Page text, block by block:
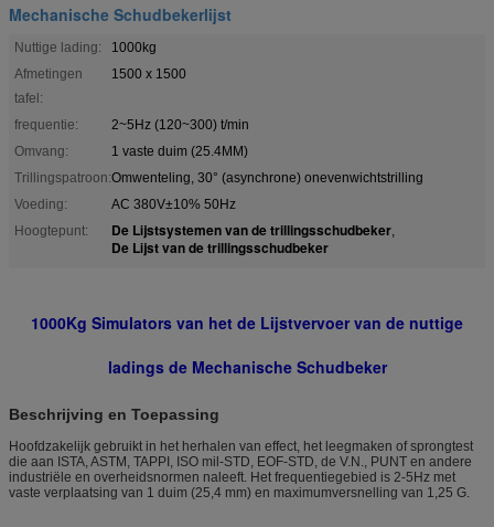
Mechanische Schudbekerlijst
Nuttige lading:
1000kg
Afmetingen
tafel:
1500 x 1500
frequentie:
2~5Hz (120~300) t/min
Omvang:
1 vaste duim (25.4MM)
Trillingspatroon:Omwenteling, 30° (asynchrone) onevenwichtstrilling
Voeding:
AC 380V±10% 50Hz
Hoogtepunt:
De Lijstsystemen van de trillingsschudbeker,
De Lijst van de trillingsschudbeker
1000Kg Simulators van het de Lijstvervoer van de nuttige
ladings de Mechanische Schudbeker
Beschrijving en Toepassing
Hoofdzakelijk gebruikt in het herhalen van effect, het leegmaken of sprongtest
die aan ISTA, ASTM, TAPPI, ISO mil-STD, EOF-STD, de V.N., PUNT en andere
industriële en overheidsnormen naleeft. Het frequentiegebied is 2-5Hz met
vaste verplaatsing van 1 duim (25,4 mm) en maximumversnelling van 1,25 G.